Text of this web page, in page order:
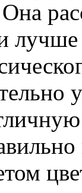
лучше